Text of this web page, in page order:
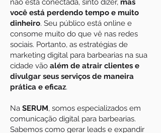
não está conectada, sinto dizer, mas
você está perdendo tempo e muito
dinheiro. Seu público está online e
consome muito do que vê nas redes
sociais. Portanto, as estratégias de
marketing digital para barbearias na sua
cidade vão além de atrair clientes e
divulgar seus serviços de maneira
prática e eficaz.
Na SERUM, somos especializados em
comunicação digital para barbearias.
Sabemos como gerar leads e expandir